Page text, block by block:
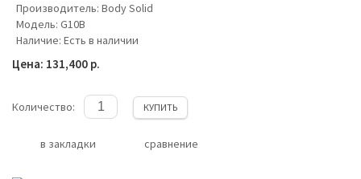
Производитель: Body Solid
Модель: G10B
Наличие: Есть в наличии
Цена: 131,400 р.
Количество: КУПИТЬ
в закладки сравнение